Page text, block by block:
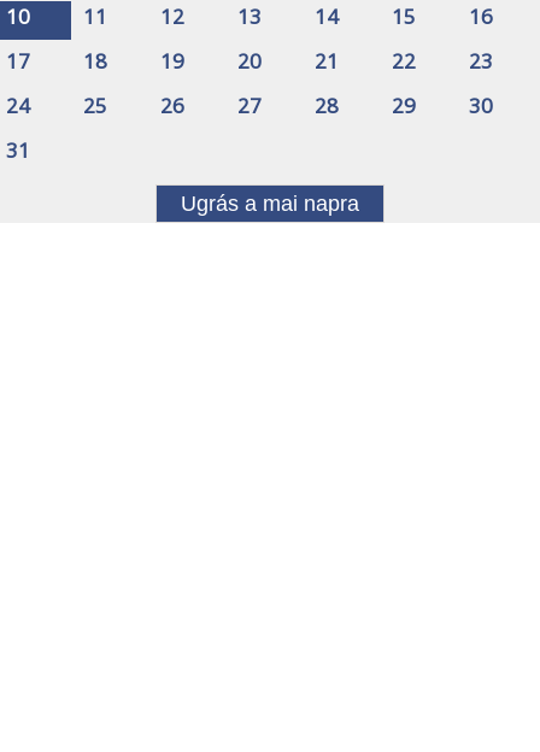
10
11 12 13 14 15
16
17
18 19 20 21 22
23
24
25 26 27 28 29
30
31
Ugrás a mai napra